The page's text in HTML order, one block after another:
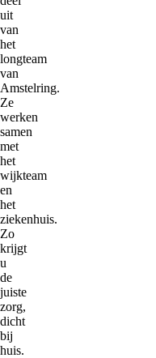
uit
van
het
longteam
van
Amstelring.
Ze
werken
samen
met
het
wijkteam
en
het
ziekenhuis.
Zo
krijgt
u
de
juiste
zorg,
dicht
bij
huis.